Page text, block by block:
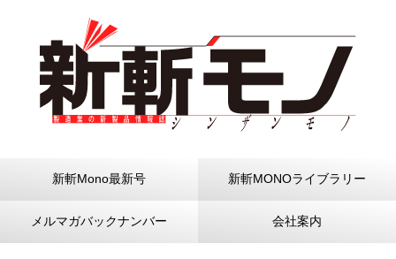
新斬Mono最新号 新斬MONOライブラリー
メルマガバックナンバー 会社案内